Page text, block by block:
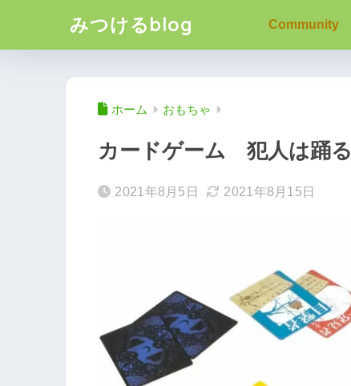
みつけるblog Community
ホーム おもちゃ
カードゲーム 犯人は踊る
2021年8月5日 2021年8月15日